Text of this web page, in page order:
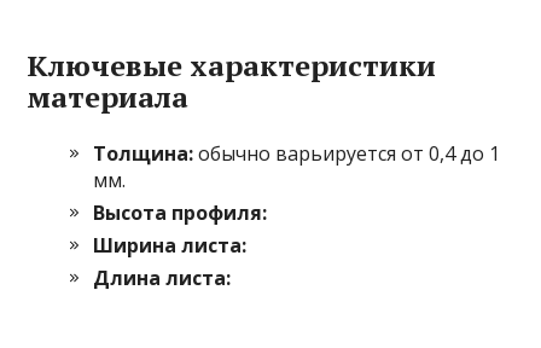
Ключевые характеристики
материала
Толщина:обычно варьируется от 0,4 до 1
мм.
Высота профиля:
Ширина листа:
Длина листа: